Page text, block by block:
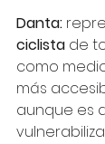
Danta:
ciclista de
como
más
aunque es